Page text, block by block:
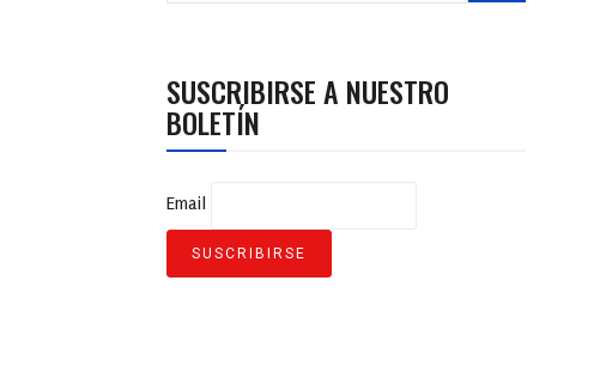
SUSCRIBIRSE A NUESTRO
BOLETÍN
Email